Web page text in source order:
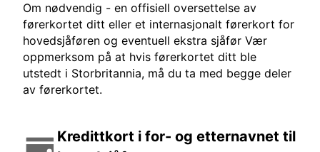
Om nødvendig - en offisiell oversettelse av
førerkortet ditt eller et internasjonalt førerkort for
hovedsjåføren og eventuell ekstra sjåfør Vær
oppmerksom på at hvis førerkortet ditt ble
utstedt i Storbritannia, må du ta med begge deler
av førerkortet.
Kredittkort i for- og etternavnet til